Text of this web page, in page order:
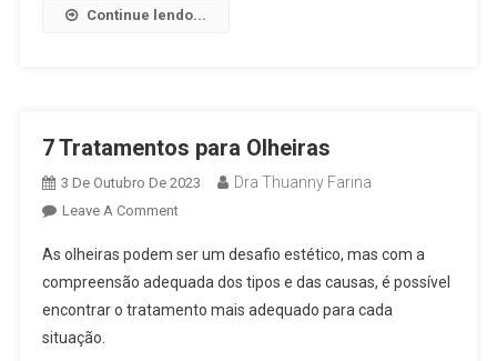
Continue lendo...
7 Tratamentos para Olheiras
3 De Outubro De 2023 Dra Thuanny Farina
Leave A Comment
As olheiras podem ser um desafio estético, mas com a
compreensão adequada dos tipos e das causas, é possível
encontrar o tratamento mais adequado para cada
situação.